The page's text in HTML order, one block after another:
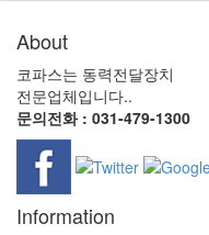
About
코파스는 동력전달장치
전문업체입니다..
문의전화 : 031-479-1300
Information